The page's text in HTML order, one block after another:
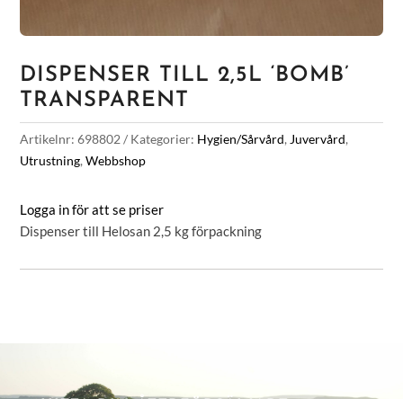
DISPENSER TILL 2,5L ‘BOMB’
TRANSPARENT
Artikelnr:698802 Kategorier: Hygien/Sårvård,Juvervård,
Utrustning,Webbshop
Logga in för att se priser
Dispenser till Helosan 2,5 kg förpackning